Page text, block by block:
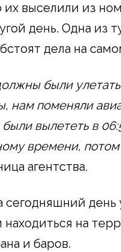
их выселили из
день. Одна из
дела на
были
нам поменяли
вылететь в
времени,
агентства.
сегодняшний
на
и баров.